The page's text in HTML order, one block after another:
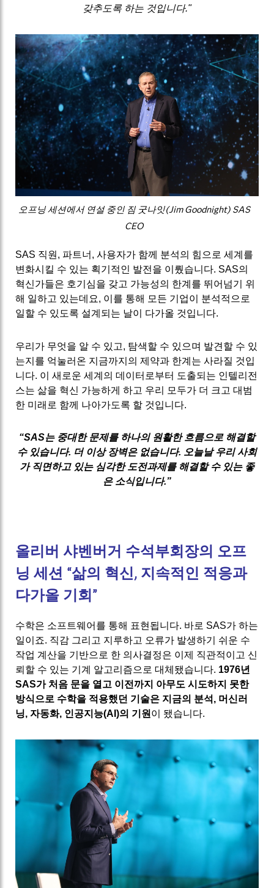
갖추도록 하는 것입니다."
오프닝 세션에서 연설 중인 짐 굿나잇(Jim Goodnight) SAS
CEO
SAS 직원, 파트너, 사용자가 함께 분석의 힘으로 세계를
변화시킬 수 있는 획기적인 발전을 이뤘습니다. SAS의
혁신가들은 호기심을 갖고 가능성의 한계를 뛰어넘기 위
해 일하고 있는데요, 이를 통해 모든 기업이 분석적으로
일할 수 있도록 설계되는 날이 다가올 것입니다.
우리가 무엇을 알 수 있고, 탐색할 수 있으며 발견할 수 있
는지를 억눌러온 지금까지의 제약과 한계는 사라질 것입
니다. 이 새로운 세계의 데이터로부터 도출되는 인텔리전
스는 삶을 혁신 가능하게 하고 우리 모두가 더 크고 대범
한 미래로 함께 나아가도록 할 것입니다.
“SAS는 중대한 문제를 하나의 원활한 흐름으로 해결할
수 있습니다. 더 이상 장벽은 없습니다. 오늘날 우리 사회
가 직면하고 있는 심각한 도전과제를 해결할 수 있는 좋
은 소식입니다.”
올리버 샤벤버거 수석부회장의 오프
닝 세션 “삶의 혁신, 지속적인 적응과
다가올 기회”
수학은 소프트웨어를 통해 표현됩니다. 바로 SAS가 하는
일이죠. 직감 그리고 지루하고 오류가 발생하기 쉬운 수
작업 계산을 기반으로 한 의사결정은 이제 직관적이고 신
뢰할 수 있는 기계 알고리즘으로 대체됐습니다. 1976년
SAS가 처음 문을 열고 이전까지 아무도 시도하지 못한
방식으로 수학을 적용했던 기술은 지금의 분석, 머신러
닝, 자동화, 인공지능(AI)의 기원 이 됐습니다.